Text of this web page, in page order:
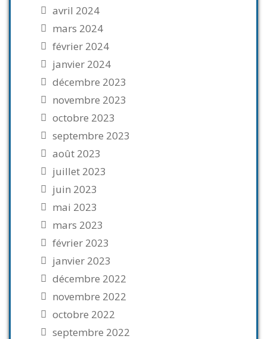
avril 2024
mars 2024
février 2024
janvier 2024
décembre 2023
novembre 2023
octobre 2023
septembre 2023
août 2023
juillet 2023
juin 2023
mai 2023
mars 2023
février 2023
janvier 2023
décembre 2022
novembre 2022
octobre 2022
septembre 2022